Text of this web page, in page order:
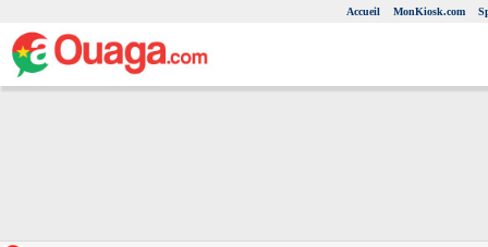
Accueil MonKiosk.com